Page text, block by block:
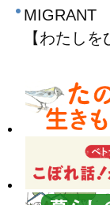
MIGRANT
【わたしを